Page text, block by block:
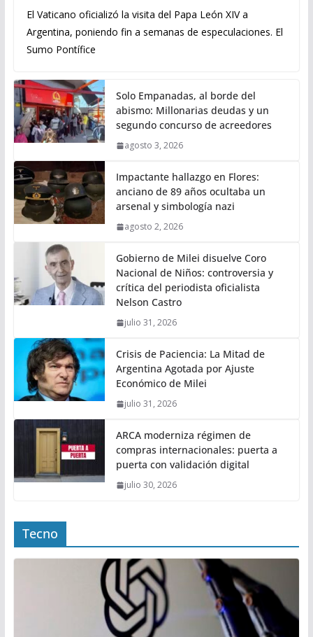
El Vaticano oficializó la visita del Papa León XIV a
Argentina, poniendo fin a semanas de especulaciones. El
Sumo Pontífice
Solo Empanadas, al borde del
abismo: Millonarias deudas y un
segundo concurso de acreedores
agosto 3, 2026
Impactante hallazgo en Flores:
anciano de 89 años ocultaba un
arsenal y simbología nazi
agosto 2, 2026
Gobierno de Milei disuelve Coro
Nacional de Niños: controversia y
crítica del periodista oficialista
Nelson Castro
julio 31, 2026
Crisis de Paciencia: La Mitad de
Argentina Agotada por Ajuste
Económico de Milei
julio 31, 2026
ARCA moderniza régimen de
compras internacionales: puerta a
puerta con validación digital
julio 30, 2026
Tecno